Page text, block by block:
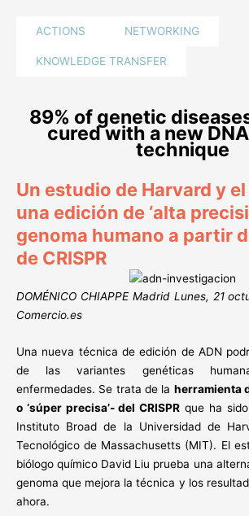
ACTIONS NETWORKING
KNOWLEDGE TRANSFER
89% of genetic
cured with a new
technique
Un estudio de Harvard y
una edición de ‘alta
genoma humano a partir
de CRISPR
DOMÉNICO CHIAPPE Madrid Lunes, 21
Comercio.es
Una nueva técnica de edición de ADN
de las variantes genéticas
enfermedades. Se trata de la herramienta
o ‘súper precisa’- del CRISPR que ha
Instituto Broad de la Universidad de
Tecnológico de Massachusetts (MIT). El
biólogo químico David Liu prueba una
genoma que mejora la técnica y los
ahora.